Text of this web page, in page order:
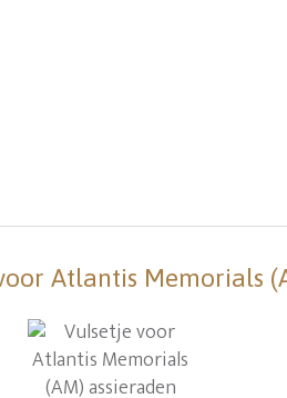
Atlantis Memorials